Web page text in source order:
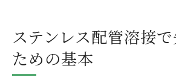
策
自分でできるステンレス配管溶
ステンレス配管溶接
ための基本